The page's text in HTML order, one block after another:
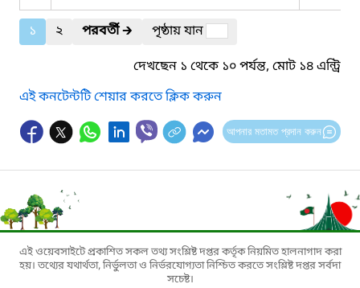
১ ২ পরবর্তী🡲
পৃষ্ঠায় যান
দেখছেন ১ থেকে ১০ পর্যন্ত, মোট ১৪ এন্ট্রি
এই কনটেন্টটি শেয়ার করতে ক্লিক করুন
আপনার মতামত প্রদান করুন
এই ওয়েবসাইটে প্রকাশিত সকল তথ্য সংশ্লিষ্ট দপ্তর কর্তৃক নিয়মিত হালনাগাদ করা
হয়। তথ্যের যথার্থতা, নির্ভুলতা ও নির্ভরযোগ্যতা নিশ্চিত করতে সংশ্লিষ্ট দপ্তর সর্বদা
সচেষ্ট।